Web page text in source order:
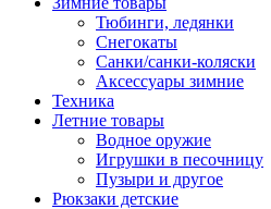
Тюбинги, ледянки
Снегокаты
Санки/санки-коляски
Аксессуары зимние
Техника
Летние товары
Водное оружие
Игрушки в песочницу
Пузыри и другое
Рюкзаки детские